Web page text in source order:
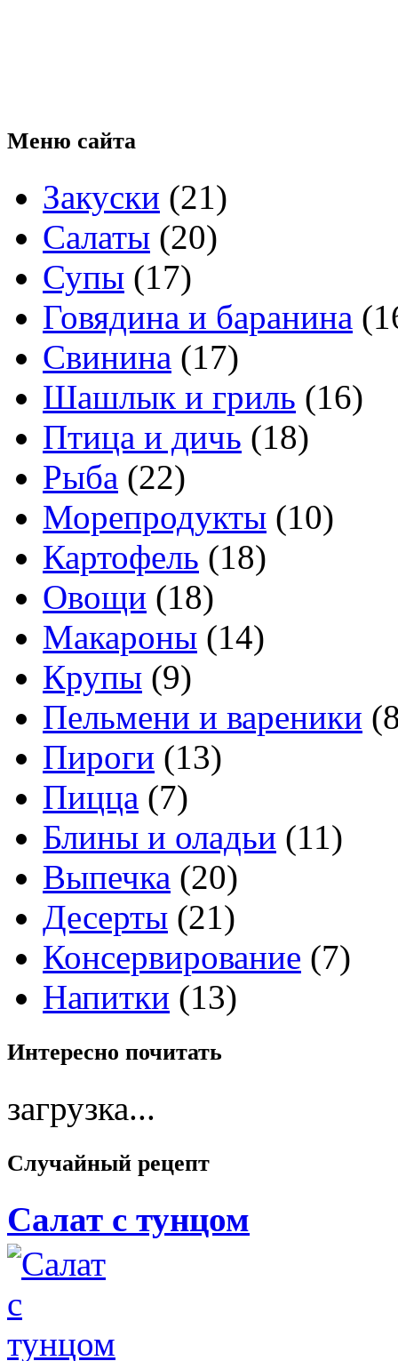
Меню сайта
Закуски (21)
Салаты (20)
Супы (17)
Говядина и баранина
Свинина (17)
Шашлык и гриль (16)
Птица и дичь (18)
Рыба (22)
Морепродукты (10)
Картофель (18)
Овощи (18)
Макароны (14)
Крупы (9)
Пельмени и вареники
Пироги (13)
Пицца (7)
Блины и оладьи (11)
Выпечка (20)
Десерты (21)
Консервирование (7)
Напитки (13)
Интересно почитать
загрузка...
Случайный рецепт
Салат с тунцом